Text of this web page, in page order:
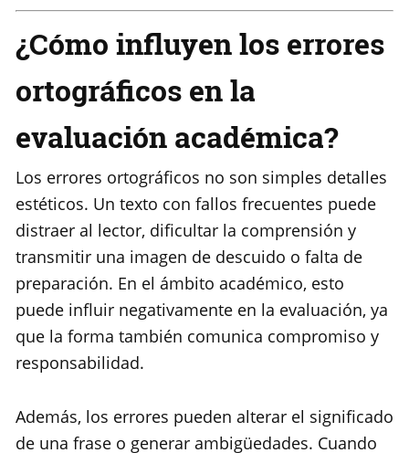
¿Cómo influyen los errores
ortográficos en la
evaluación académica?
Los errores ortográficos no son simples detalles
estéticos. Un texto con fallos frecuentes puede
distraer al lector, dificultar la comprensión y
transmitir una imagen de descuido o falta de
preparación. En el ámbito académico, esto
puede influir negativamente en la evaluación, ya
que la forma también comunica compromiso y
responsabilidad.
Además, los errores pueden alterar el significado
de una frase o generar ambigüedades. Cuando